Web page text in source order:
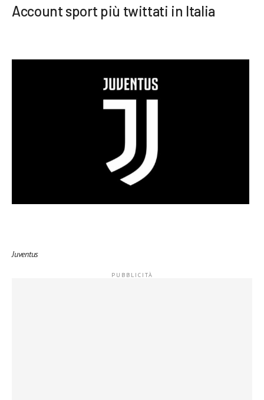
Account sport più twittati in Italia
Juventus